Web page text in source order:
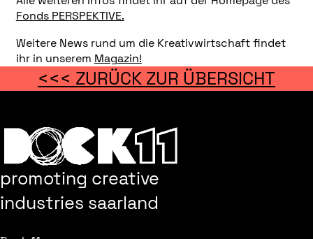
Fonds PERSPEKTIVE.
Weitere News rund um die Kreativwirtschaft findet
ihr in unserem Magazin!
<<< ZURÜCK ZUR ÜBERSICHT
promoting creative
industries saarland